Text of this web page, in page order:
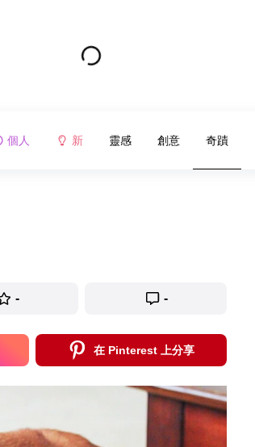
個人 新 靈感 創意 奇蹟
- -
在 Pinterest 上分享